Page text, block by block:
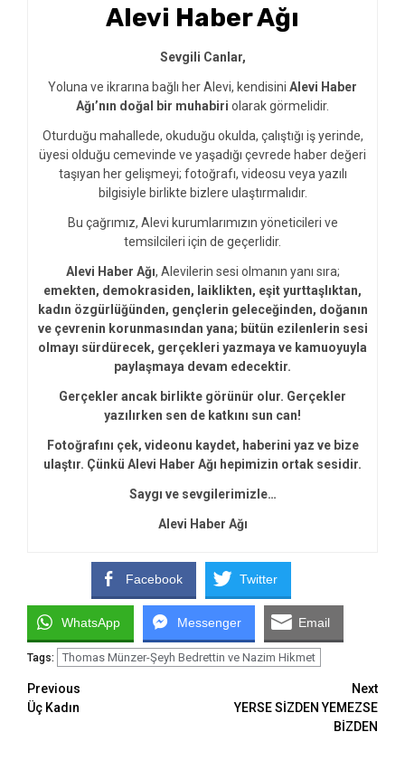
Alevi Haber Ağı
Sevgili Canlar,
Yoluna ve ikrarına bağlı her Alevi, kendisini Alevi Haber
Ağı’nın doğal bir muhabiri olarak görmelidir.
Oturduğu mahallede, okuduğu okulda, çalıştığı iş yerinde,
üyesi olduğu cemevinde ve yaşadığı çevrede haber değeri
taşıyan her gelişmeyi; fotoğrafı, videosu veya yazılı
bilgisiyle birlikte bizlere ulaştırmalıdır.
Bu çağrımız, Alevi kurumlarımızın yöneticileri ve
temsilcileri için de geçerlidir.
Alevi Haber Ağı, Alevilerin sesi olmanın yanı sıra;
emekten, demokrasiden, laiklikten, eşit yurttaşlıktan,
kadın özgürlüğünden, gençlerin geleceğinden, doğanın
ve çevrenin korunmasından yana; bütün ezilenlerin sesi
olmayı sürdürecek, gerçekleri yazmaya ve kamuoyuyla
paylaşmaya devam edecektir.
Gerçekler ancak birlikte görünür olur. Gerçekler
yazılırken sen de katkını sun can!
Fotoğrafını çek, videonu kaydet, haberini yaz ve bize
ulaştır. Çünkü Alevi Haber Ağı hepimizin ortak sesidir.
Saygı ve sevgilerimizle…
Alevi Haber Ağı
Facebook Twitter
WhatsApp Messenger Email
Tags: Thomas Münzer-Şeyh Bedrettin ve Nazim Hikmet
Continue
Reading
Previous
Üç Kadın
Next
YERSE SİZDEN YEMEZSE
BİZDEN